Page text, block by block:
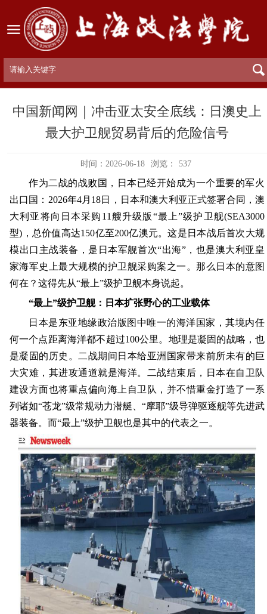
中国新闻网｜冲击亚太安全底线：日澳史上
最大护卫舰贸易背后的危险信号
时间：2026-06-18 浏览： 537
作为二战的战败国，日本已经开始成为一个重要的军火
出口国：2026年4月18日，日本和澳大利亚正式签署合同，澳
大利亚将向日本采购11艘升级版“最上”级护卫舰(SEA3000
型)，总价值高达150亿至200亿澳元。这是日本战后首次大规
模出口主战装备，是日本军舰首次“出海”，也是澳大利亚皇
家海军史上最大规模的护卫舰采购案之一。那么日本的意图
何在？这得先从“最上”级护卫舰本身说起。
“最上”级护卫舰：日本扩张野心的工业载体
日本是东亚地缘政治版图中唯一的海洋国家，其境内任
何一个点距离海洋都不超过100公里。地理是凝固的战略，也
是凝固的历史。二战期间日本给亚洲国家带来前所未有的巨
大灾难，其进攻通道就是海洋。二战结束后，日本在自卫队
建设方面也将重点偏向海上自卫队，并不惜重金打造了一系
列诸如“苍龙”级常规动力潜艇、“摩耶”级导弹驱逐舰等先进武
器装备。而“最上”级护卫舰也是其中的代表之一。